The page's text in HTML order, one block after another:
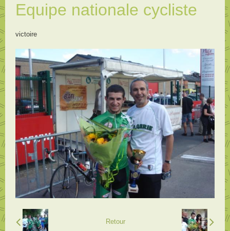
Equipe nationale cycliste
victoire
Retour